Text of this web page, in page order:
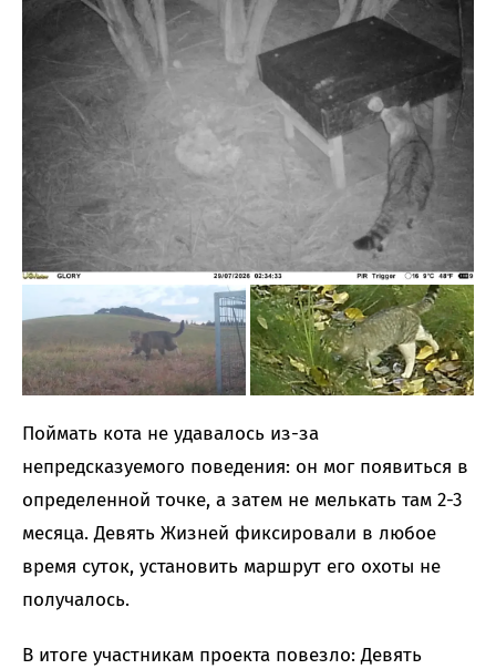
Поймать кота не удавалось из-за
непредсказуемого поведения: он мог появиться в
определенной точке, а затем не мелькать там 2-3
месяца. Девять Жизней фиксировали в любое
время суток, установить маршрут его охоты не
получалось.
В итоге участникам проекта повезло: Девять